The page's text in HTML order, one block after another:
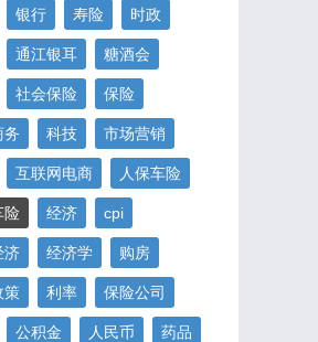
银行 寿险 时政
通江银耳 糖酒会
社会保险 保险
务 科技 市场营销
互联网电商 人保车险
险 经济 cpi
济 经济学 购房
策 利率 保险公司
公积金 人民币 药品